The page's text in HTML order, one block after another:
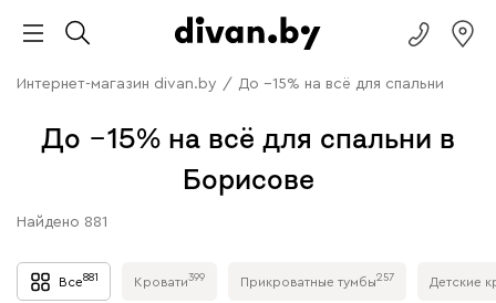
Интернет-магазин divan.by / До −15% на всё для спальни
До −15% на всё для спальни в
Борисове
Найдено 881
Все881 Кровати399 Прикроватные тумбы257 Детские